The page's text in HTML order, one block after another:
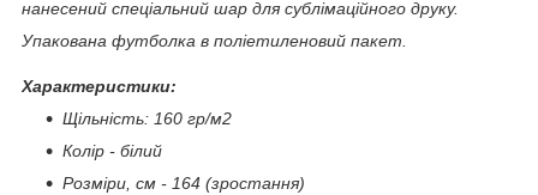
нанесений спеціальний шар для сублімаційного друку.
Упакована футболка в поліетиленовий пакет.
Характеристики:
Щільність: 160 гр/м2
Колір - білий
Розміри, см - 164 (зростання)